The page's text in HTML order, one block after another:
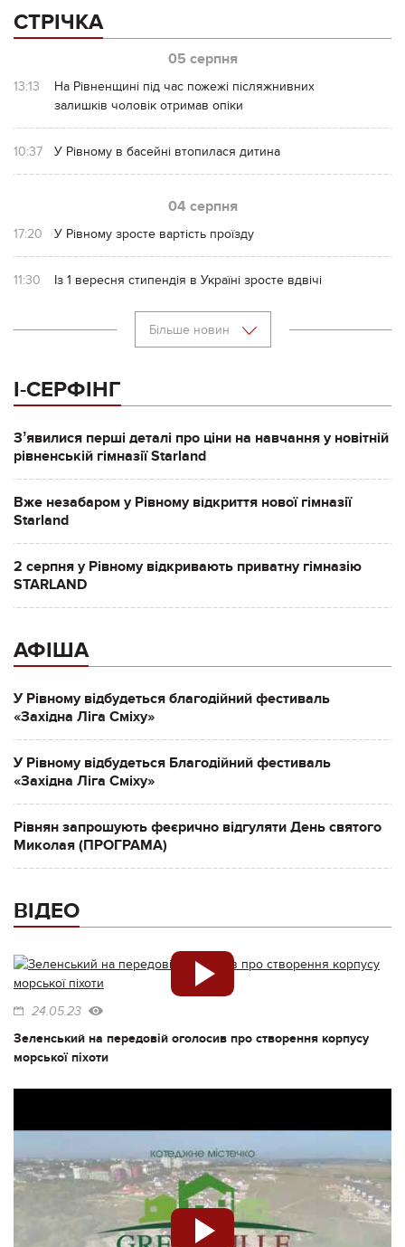
СТРІЧКА
05 серпня
13:13
На Рівненщині під час пожежі післяжнивних
залишків чоловік отримав опіки
10:37 У Рівному в басейні втопилася дитина
04 серпня
17:20 У Рівному зросте вартість проїзду
11:30 Із 1 вересня стипендія в Україні зросте вдвічі
Більше новин
І-СЕРФІНГ
Зʼявилися перші деталі про ціни на навчання у новітній
рівненській гімназії Starland
Вже незабаром у Рівному відкриття нової гімназії
Starland
2 серпня у Рівному відкривають приватну гімназію
STARLAND
АФІША
У Рівному відбудеться благодійний фестиваль
«Західна Ліга Сміху»
У Рівному відбудеться Благодійний фестиваль
«Західна Ліга Сміху»
Рівнян запрошують феєрично відгуляти День святого
Миколая (ПРОГРАМА)
ВІДЕО
24.05.23
Зеленський на передовій оголосив про створення корпусу
морської піхоти